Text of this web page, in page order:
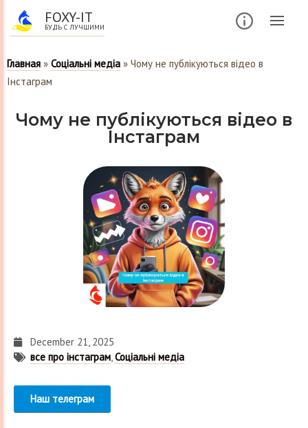
FOXY-IT
БУДЬ С ЛУЧШИМИ
Главная » Соціальні медіа » Чому не публікуються відео в
Інстаграм
Чому не публікуються відео в
Інстаграм
December 21, 2025
все про інстаграм,Соціальні медіа
Наш телеграм